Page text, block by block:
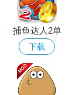
捕鱼达人2单
机版无限金币
下载免费版
下载